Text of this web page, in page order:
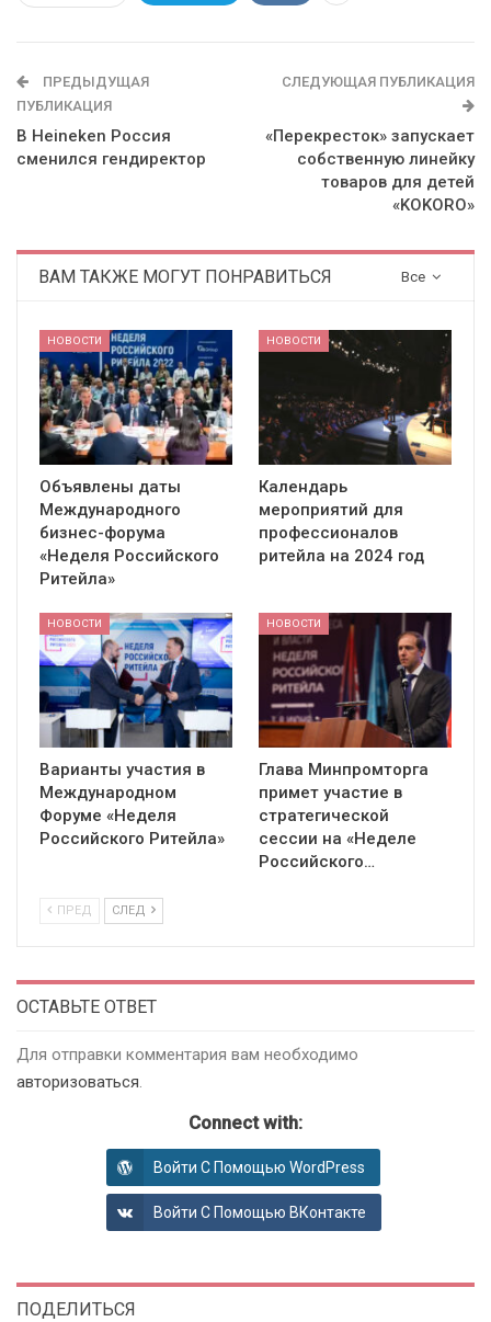
ПРЕДЫДУЩАЯ
ПУБЛИКАЦИЯ
В Heineken Россия
сменился гендиректор
СЛЕДУЮЩАЯ ПУБЛИКАЦИЯ
«Перекресток» запускает
собственную линейку
товаров для детей
«KOKORO»
Все
ВАМ ТАКЖЕ МОГУТ ПОНРАВИТЬСЯ
НОВОСТИ
Объявлены даты
Международного
бизнес-форума
«Неделя Российского
Ритейла»
НОВОСТИ
Календарь
мероприятий для
профессионалов
ритейла на 2024 год
НОВОСТИ
Варианты участия в
Международном
Форуме «Неделя
Российского Ритейла»
НОВОСТИ
Глава Минпромторга
примет участие в
стратегической
сессии на «Неделе
Российского…
ПРЕД СЛЕД
ОСТАВЬТЕ ОТВЕТ
Для отправки комментария вам необходимо
авторизоваться.
Connect with:
Войти С Помощью WordPress
Войти С Помощью ВКонтакте
ПОДЕЛИТЬСЯ